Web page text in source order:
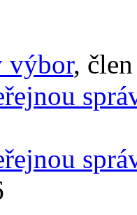
výbor,